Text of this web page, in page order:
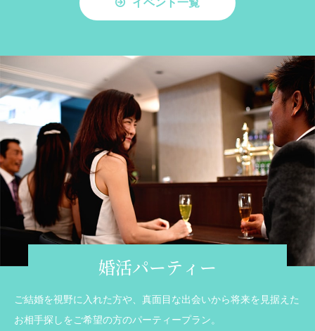
婚活パーティー
ご結婚を視野に入れた方や、真面目な出会いから将来を見据えた
お相手探しをご希望の方のパーティープラン。